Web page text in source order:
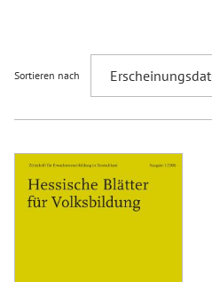
Sortieren nach